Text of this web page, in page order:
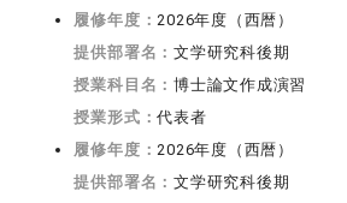
履修年度：2026年度（西暦）
提供部署名：文学研究科後期
授業科目名：博士論文作成演習
授業形式：代表者
履修年度：2026年度（西暦）
提供部署名：文学研究科後期